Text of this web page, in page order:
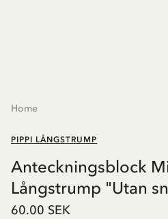
Home
PIPPI LÅNGSTRUMP
Anteckningsblock
Långstrump "Utan
60.00 SEK